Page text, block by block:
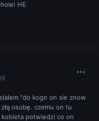
HE
"do kogo on sie znow
osobę. czemu on tu
kobieta potwiedzi co on